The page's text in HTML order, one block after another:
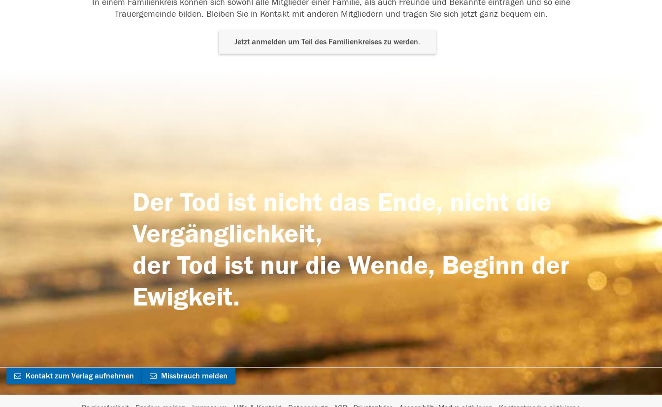
In einem Familienkreis können sich sowohl alle Mitglieder einer Familie, als auch Freunde und Bekannte eintragen und so eine
Trauergemeinde bilden. Bleiben Sie in Kontakt mit anderen Mitgliedern und tragen Sie sich jetzt ganz bequem ein.
Jetzt anmelden um Teil des Familienkreises zu werden.
Der Tod ist nicht das Ende, nicht die
Vergänglichkeit,
der Tod ist nur die Wende, Beginn der
Ewigkeit.
Kontakt zum Verlag aufnehmen Missbrauch melden